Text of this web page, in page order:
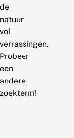
de
natuur
vol
verrassingen.
Probeer
een
andere
zoekterm!